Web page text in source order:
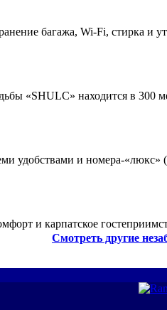
багажа, Wi-Fi, стирка и
«SHULC» находится в 300
удобствами и номера-
и карпатское
Смотреть другие